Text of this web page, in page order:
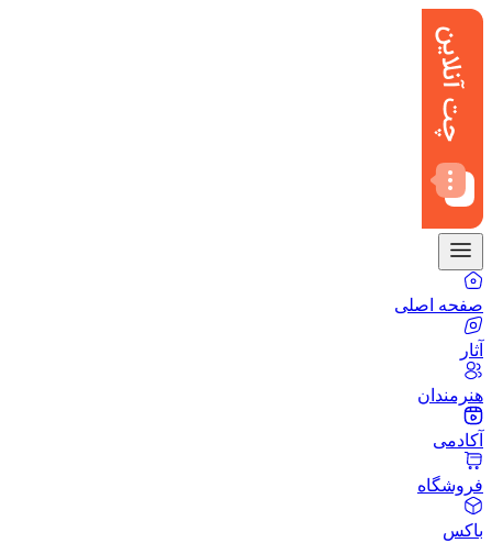
صفحه اصلی
آثار
هنرمندان
آکادمی
فروشگاه
باکس